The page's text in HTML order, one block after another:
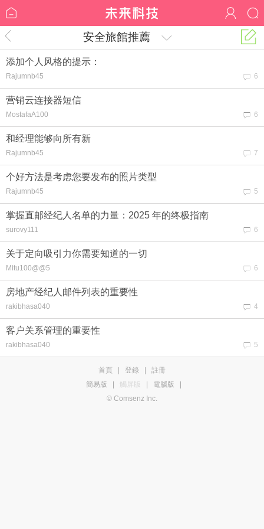
安全旅館推薦
6
添加个人风格的提示：
Rajumnb45
6
营销云连接器短信
MostafaA100
7
和经理能够向所有新
Rajumnb45
5
个好方法是考虑您要发布的照片​​类型
Rajumnb45
6
掌握直邮经纪人名单的力量：2025 年的终极指南
surovy111
6
关于定向吸引力你需要知道的一切
Mitu100@@5
4
房地产经纪人邮件列表的重要性
rakibhasa040
5
客户关系管理的重要性
rakibhasa040
首頁 登錄
註冊
簡易版
觸屏版 電腦版
© Comsenz Inc.